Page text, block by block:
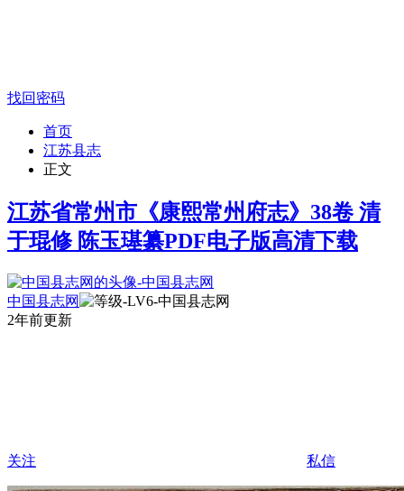
找回密码
首页
江苏县志
正文
江苏省常州市《康熙常州府志》38卷 清
于琨修 陈玉璂纂PDF电子版高清下载
中国县志网
2年前更新
关注 私信